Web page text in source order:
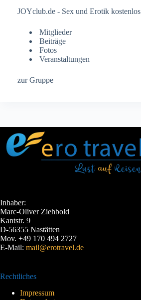
JOYclub.de - Sex und Erotik kostenlos
Mitglieder
Beiträge
Fotos
Veranstaltungen
zur Gruppe
Inhaber:
Marc-Oliver Ziehbold
Kantstr. 9
D-56355 Nastätten
Mov. +49 170 494 2727
E-Mail: mail@erotravel.de
Rechtliches
Impressum